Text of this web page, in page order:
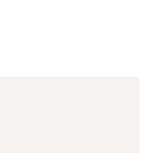
and check-out.